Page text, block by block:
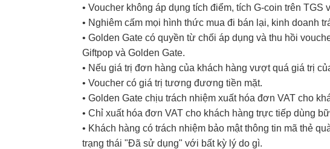
• Voucher không áp dụng tích điểm, tích G-coin trên TGS
• Nghiêm cấm mọi hình thức mua đi bán lại, kinh doanh
• Golden Gate có quyền từ chối áp dụng và thu hồi
Giftpop và Golden Gate.
• Nếu giá trị đơn hàng của khách hàng vượt quá giá trị
• Voucher có giá trị tương đương tiền mặt.
• Golden Gate chịu trách nhiệm xuất hóa đơn VAT cho
• Chỉ xuất hóa đơn VAT cho khách hàng trực tiếp dùng
• Khách hàng có trách nhiệm bảo mật thông tin mã thẻ
trạng thái "Đã sử dụng" với bất kỳ lý do gì.